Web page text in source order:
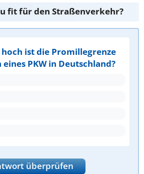
fit für den Straßenverkehr?
hoch ist die Promillegrenze
PKW in Deutschland?
überprüfen